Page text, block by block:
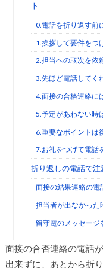
ト
0.電話を折り返す前
1.挨拶して要件をつ
2.担当への取次を依
3.先ほど電話してく
4.面接の合格連絡に
5.予定があわない時
6.重要なポイントは
7.お礼をつげて電話
折り返しの電話で注
面接の結果連絡の電
担当者が出なかった
留守電のメッセージ
面接の合否連絡の電話
出来ずに、あとから折